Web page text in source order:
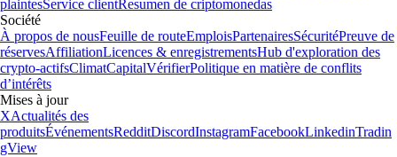
plaintesService clientResumen de criptomonedas
Société
À propos de nousFeuille de routeEmploisPartenairesSécuritéPreuve de
réservesAffiliationLicences & enregistrementsHub d'exploration des
crypto-actifsClimatCapitalVérifierPolitique en matière de conflits
d’intérêts
Mises à jour
XActualités des
produitsÉvénementsRedditDiscordInstagramFacebookLinkedinTradin
gView